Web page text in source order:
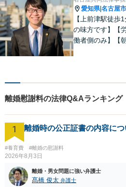
ょう【相続の相
愛知県|名古屋
【上前津駅徒歩
の味方です】【
働者側のみ】【
る方の心の支え
う、全力で業務
す。【休日・夜
離婚慰謝料の法律Q&Aランキング
1 離婚時の公正証書の内容につ
#養育費 #離婚の慰謝料
2026年8月3日
離婚・男女問題に強い弁護士
髙橋 俊太 弁護士